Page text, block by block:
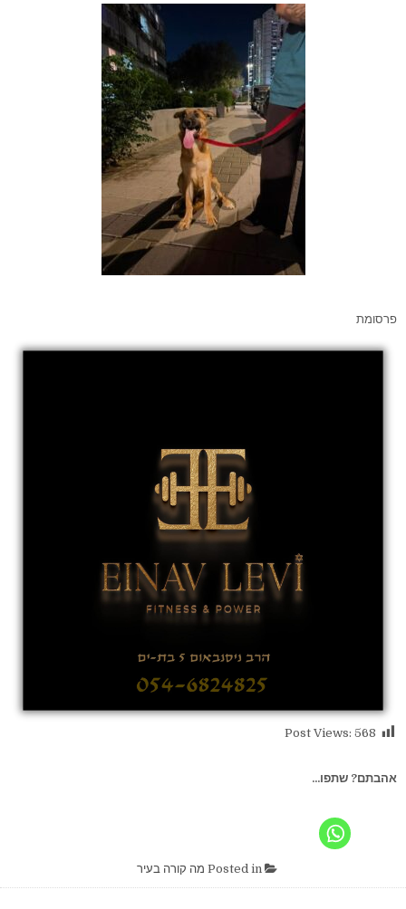
פרסומת
Post Views: 568
אהבתם? שתפו...
מה קורה בעיר